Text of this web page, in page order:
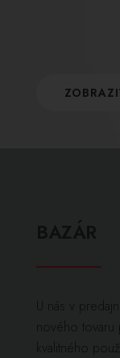
U nás v
nového
kvalitného